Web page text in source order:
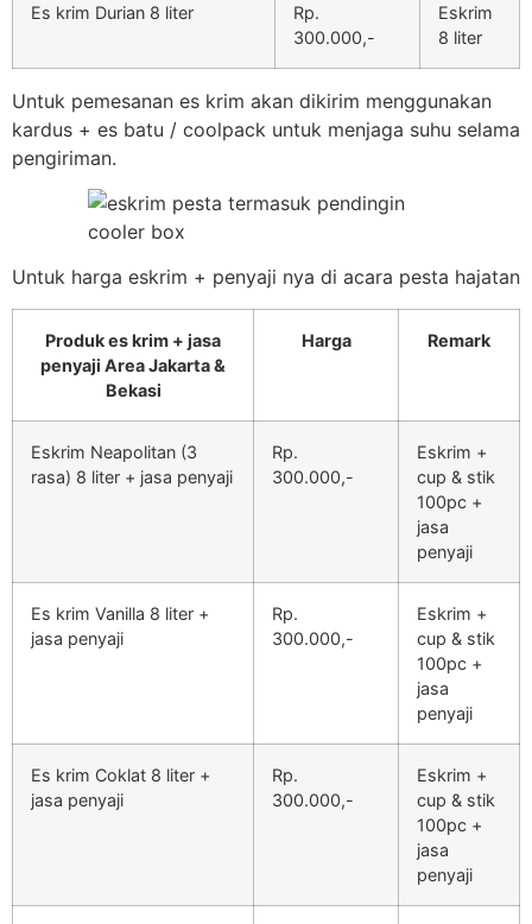
Es krim Durian 8 liter
Rp.
300.000,-
Eskrim
8 liter
Untuk pemesanan es krim akan dikirim menggunakan
kardus + es batu / coolpack untuk menjaga suhu selama
pengiriman.
Untuk harga eskrim + penyaji nya di acara pesta hajatan
Produk es krim + jasa
penyaji Area Jakarta &
Bekasi
Harga Remark
Eskrim Neapolitan (3
rasa) 8 liter + jasa penyaji
Rp.
300.000,-
Eskrim +
cup & stik
100pc +
jasa
penyaji
Es krim Vanilla 8 liter +
jasa penyaji
Rp.
300.000,-
Eskrim +
cup & stik
100pc +
jasa
penyaji
Es krim Coklat 8 liter +
jasa penyaji
Rp.
300.000,-
Eskrim +
cup & stik
100pc +
jasa
penyaji